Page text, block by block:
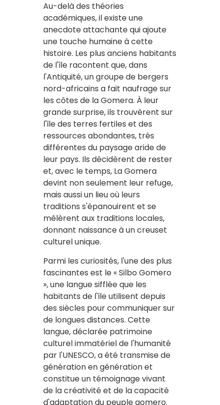
Au-delà des théories
académiques, il existe une
anecdote attachante qui ajoute
une touche humaine à cette
histoire. Les plus anciens habitants
de l'île racontent que, dans
l'Antiquité, un groupe de bergers
nord-africains a fait naufrage sur
les côtes de la Gomera. À leur
grande surprise, ils trouvèrent sur
l'île des terres fertiles et des
ressources abondantes, très
différentes du paysage aride de
leur pays. Ils décidèrent de rester
et, avec le temps, La Gomera
devint non seulement leur refuge,
mais aussi un lieu où leurs
traditions s'épanouirent et se
mêlèrent aux traditions locales,
donnant naissance à un creuset
culturel unique.
Parmi les curiosités, l'une des plus
fascinantes est le « Silbo Gomero
», une langue sifflée que les
habitants de l'île utilisent depuis
des siècles pour communiquer sur
de longues distances. Cette
langue, déclarée patrimoine
culturel immatériel de l'humanité
par l'UNESCO, a été transmise de
génération en génération et
constitue un témoignage vivant
de la créativité et de la capacité
d'adaptation du peuple gomero.